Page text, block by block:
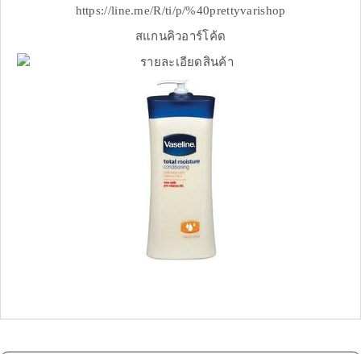
https://line.me/R/ti/p/%40prettyvarishop
สแกนคิวอาร์โค้ด